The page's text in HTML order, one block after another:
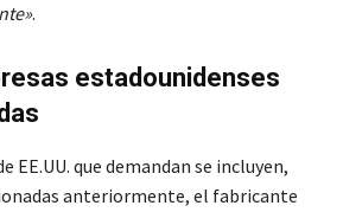
.
estadounidenses
EE.UU. que demandan se incluyen,
anteriormente, el fabricante